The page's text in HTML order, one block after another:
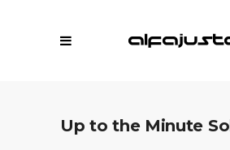
Up to the Minute